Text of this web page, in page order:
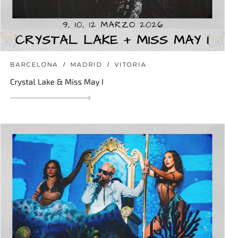
BARCELONA MADRID VITORIA
Crystal Lake & Miss May I